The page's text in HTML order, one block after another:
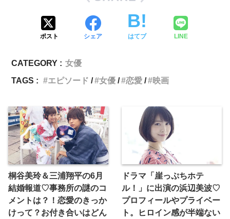
ポスト シェア はてブ LINE
CATEGORY : 女優
TAGS :
エピソード 女優 恋愛 映画
桐谷美玲＆三浦翔平の6月
結婚報道♡事務所の謎のコ
メントは？！恋愛のきっか
けって？お付き合いはどん
ドラマ「崖っぷちホテ
ル！」に出演の浜辺美波♡
プロフィールやプライベー
ト。ヒロイン感が半端ない